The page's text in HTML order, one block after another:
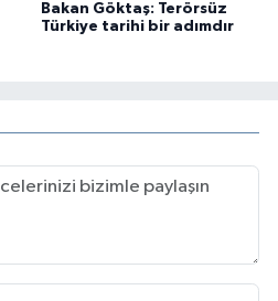
Bakan Göktaş: Terörsüz
Türkiye tarihi bir adımdır